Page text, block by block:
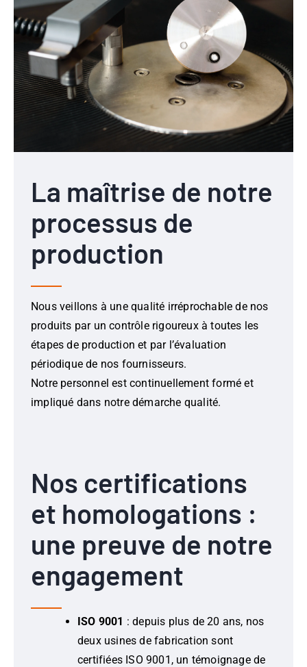
La maîtrise de notre
processus de
production
Nous veillons à une qualité irréprochable de nos
produits par un contrôle rigoureux à toutes les
étapes de production et par l’évaluation
périodique de nos fournisseurs.
Notre personnel est continuellement formé et
impliqué dans notre démarche qualité.
Nos certifications
et homologations :
une preuve de notre
engagement
ISO 9001 : depuis plus de 20 ans, nos
deux usines de fabrication sont
certifiées ISO 9001, un témoignage de